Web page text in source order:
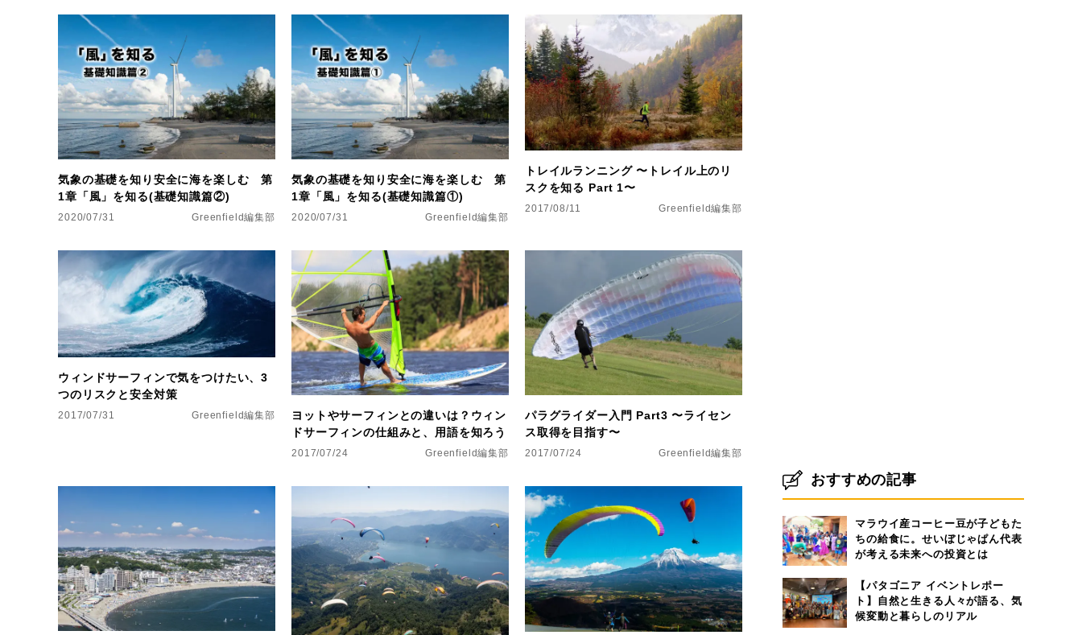
気象の基礎を知り安全に海を楽しむ 第
1章「風」を知る(基礎知識篇②)
2020/07/31 Greenfield編集部
気象の基礎を知り安全に海を楽しむ 第
1章「風」を知る(基礎知識篇①)
2020/07/31 Greenfield編集部
トレイルランニング 〜トレイル上のリ
スクを知る Part 1〜
2017/08/11 Greenfield編集部
ウィンドサーフィンで気をつけたい、3
つのリスクと安全対策
2017/07/31 Greenfield編集部
ヨットやサーフィンとの違いは？ウィン
ドサーフィンの仕組みと、用語を知ろう
2017/07/24 Greenfield編集部
パラグライダー入門 Part3 〜ライセン
ス取得を目指す〜
2017/07/24 Greenfield編集部
おすすめの記事
マラウイ産コーヒー豆が子どもた
ちの給食に。せいぼじゃぱん代表
が考える未来への投資とは
【パタゴニア イベントレポー
ト】自然と生きる人々が語る、気
候変動と暮らしのリアル